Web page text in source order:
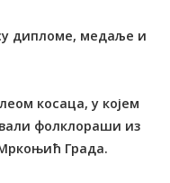
дипломе, медаље и
косаца, у којем
фолклораши из
Града.